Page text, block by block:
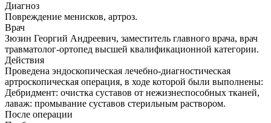
Диагноз
Повреждение менисков, артроз.
Врач
Зюзин Георгий Андреевич, заместитель главного врача, врач
травматолог-ортопед высшей квалификационной категории.
Действия
Проведена эндоскопическая лечебно-диагностическая
артроскопическая операция, в ходе которой были выполнены:
Дебридмент: очистка суставов от нежизнеспособных тканей,
лаваж: промывание суставов стерильным раствором.
После операции